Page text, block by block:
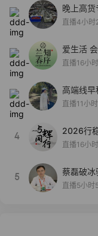
晚上高货
大放漏
直播4小时
爱生活
活
直播16小
高端线早
货首发
直播11小
4
2026行
远
直播16小
5
蔡磊破冰
直播间好
直播5小时